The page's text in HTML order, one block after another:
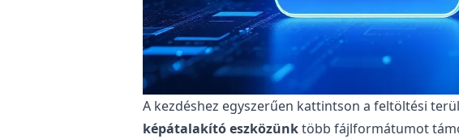
A kezdéshez egyszerűen kattintson a feltöltési
képátalakító eszközünktöbb fájlformátumot